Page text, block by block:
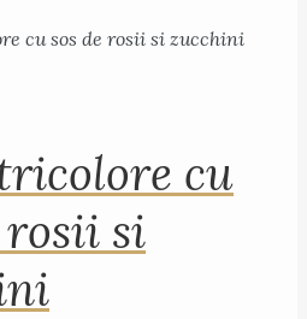
cu
rosii si